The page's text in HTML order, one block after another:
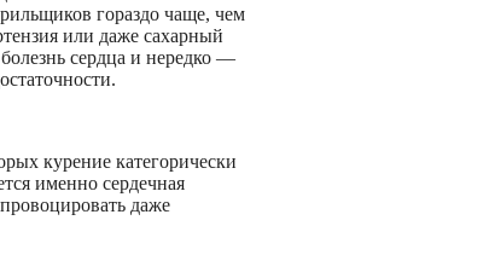
гораздо чаще, чем
или даже сахарный
сердца и нередко —
курение категорически
именно сердечная
даже